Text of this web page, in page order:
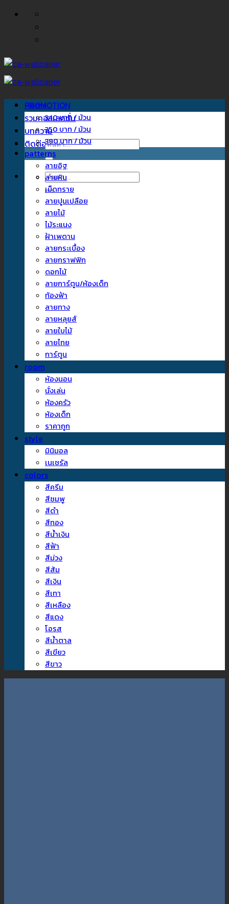
ข้าม
Home
รวมคอลเลคชั่น
บทความ
ติดต่อเรา
ค้นหา:
ค้นหา:
PROMOTION
340 บาท / ม้วน
350 บาท / ม้วน
390 บาท / ม้วน
patterns
ลายอิฐ
ลายหิน
เม็ดทราย
ลายปูนเปลือย
ลายไม้
ไม้ระแนง
ฝ้าเพดาน
ลายกระเบื้อง
ลายกราฟฟิก
ดอกไม้
ลายการ์ตูน/ห้องเด็ก
ท้องฟ้า
ลายทาง
ลายหลุยส์
ลายใบไม้
ลายไทย
การ์ตูน
room
ห้องนอน
นั่งเล่น
ห้องครัว
ห้องเด็ก
ราคาถูก
style
มินิมอล
เนเชรัล
colors
สีครีม
สีชมพู
สีดำ
สีทอง
สีน้ำเงิน
สีฟ้า
สีม่วง
สีส้ม
สีเงิน
สีเทา
สีเหลือง
สีแดง
โอรส
สีน้ำตาล
สีเขียว
สีขาว